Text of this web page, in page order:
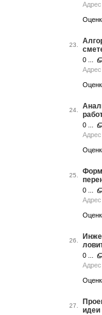
23.
0 ...
24.
0 ...
25.
0 ...
Адрес
26.
0 ...
Адрес
27.
идеи